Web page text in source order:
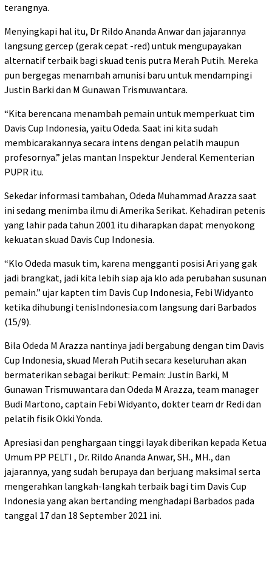
terangnya.
Menyingkapi hal itu, Dr Rildo Ananda Anwar dan jajarannya
langsung gercep (gerak cepat -red) untuk mengupayakan
alternatif terbaik bagi skuad tenis putra Merah Putih. Mereka
pun bergegas menambah amunisi baru untuk mendampingi
Justin Barki dan M Gunawan Trismuwantara.
“Kita berencana menambah pemain untuk memperkuat tim
Davis Cup Indonesia, yaitu Odeda. Saat ini kita sudah
membicarakannya secara intens dengan pelatih maupun
profesornya.” jelas mantan Inspektur Jenderal Kementerian
PUPR itu.
Sekedar informasi tambahan, Odeda Muhammad Arazza saat
ini sedang menimba ilmu di Amerika Serikat. Kehadiran petenis
yang lahir pada tahun 2001 itu diharapkan dapat menyokong
kekuatan skuad Davis Cup Indonesia.
“Klo Odeda masuk tim, karena mengganti posisi Ari yang gak
jadi brangkat, jadi kita lebih siap aja klo ada perubahan susunan
pemain.” ujar kapten tim Davis Cup Indonesia, Febi Widyanto
ketika dihubungi tenisIndonesia.com langsung dari Barbados
(15/9).
Bila Odeda M Arazza nantinya jadi bergabung dengan tim Davis
Cup Indonesia, skuad Merah Putih secara keseluruhan akan
bermaterikan sebagai berikut: Pemain: Justin Barki, M
Gunawan Trismuwantara dan Odeda M Arazza, team manager
Budi Martono, captain Febi Widyanto, dokter team dr Redi dan
pelatih fisik Okki Yonda.
Apresiasi dan penghargaan tinggi layak diberikan kepada Ketua
Umum PP PELTI , Dr. Rildo Ananda Anwar, SH., MH., dan
jajarannya, yang sudah berupaya dan berjuang maksimal serta
mengerahkan langkah-langkah terbaik bagi tim Davis Cup
Indonesia yang akan bertanding menghadapi Barbados pada
tanggal 17 dan 18 September 2021 ini.